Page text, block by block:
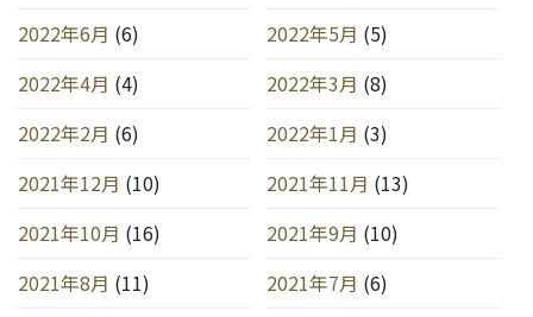
2022年6月 (6) 2022年5月 (5)
2022年4月 (4) 2022年3月 (8)
2022年2月 (6) 2022年1月 (3)
2021年12月 (10) 2021年11月 (13)
2021年10月 (16) 2021年9月 (10)
2021年8月 (11) 2021年7月 (6)